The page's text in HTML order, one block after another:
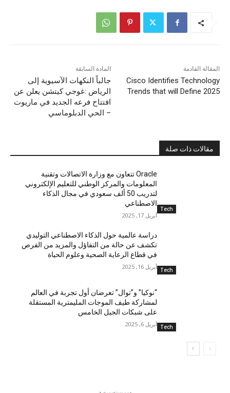
المادة السابقة
جالباً النكهات الآسيوية إلى
الرياض :غوجي كيتشن يعلن عن
افتتاح فرعه الجديد في ماريوت
– الحي الدبلوماسي
المقالة القادمة
Cisco Identifies Technology
Trends that will Define 2025
مقالات ذات صلة
Tech
Oracle تتعاون مع وزارة الاتصالات وتقنية
المعلومات والمركز الوطني للتعليم الإلكتروني
لتدريب 50 ألف سعودي في مجال الذكاء
الاصطناعي
أبريل 17, 2025
Tech
دراسة عالمية حول الذكاء الاصطناعي التوليدي
تكشف عن حالة من التفاؤل والمزيد من الفرص
في قطاع الرعاية الصحية وعلوم الحياة
أبريل 16, 2025
Tech
“نوكيا” و”توال” تعرضان أول تجربة في العالم
لمشاركة طيف الموجات المليمترية المستقلة
على شبكات الجيل الخامس
أبريل 6, 2025